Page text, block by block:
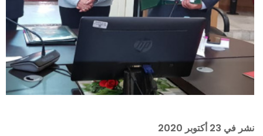
نشر في 23 أكتوبر 2020